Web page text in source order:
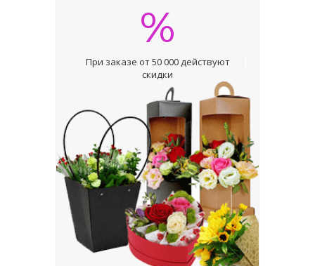
%
При заказе от 50 000 действуют
скидки